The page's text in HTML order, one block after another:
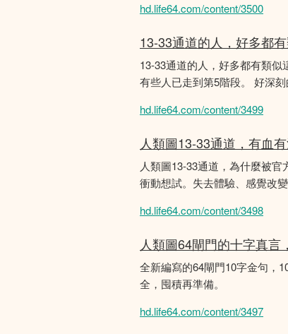
hd.life64.com/content/3500
13-33通道的人，好多都
13-33通道的人，好多都有類
有些人已走到第5階段。 好深刻
hd.life64.com/content/3499
人類圖13-33通道，有血
人類圖13-33通道，為什麼被
衝動想試。失去體驗、感覺改變
hd.life64.com/content/3498
人類圖64閘門的十字真言
全新編寫的64閘門10字金句，
全，囤積再準備。
hd.life64.com/content/3497